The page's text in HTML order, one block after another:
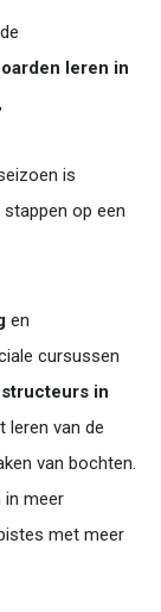
leren in
is
op een
en
cursussen
in
leren van de
van bochten.
in meer
met meer